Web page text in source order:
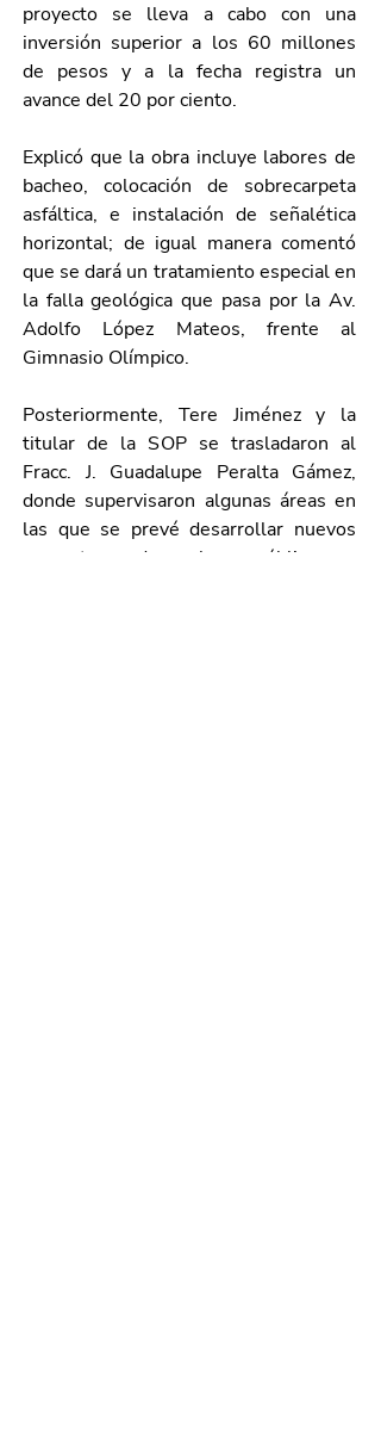
proyecto se lleva a cabo con una
inversión superior a los 60 millones
de pesos y a la fecha registra un
avance del 20 por ciento.
Explicó que la obra incluye labores de
bacheo, colocación de sobrecarpeta
asfáltica, e instalación de señalética
horizontal; de igual manera comentó
que se dará un tratamiento especial en
la falla geológica que pasa por la Av.
Adolfo López Mateos, frente al
Gimnasio Olímpico.
Posteriormente, Tere Jiménez y la
titular de la SOP se trasladaron al
Fracc. J. Guadalupe Peralta Gámez,
donde supervisaron algunas áreas en
las que se prevé desarrollar nuevos
proyectos de obra pública e